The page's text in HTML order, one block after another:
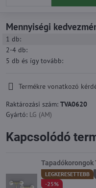
Mennyiségi
1 db:
2-4 db:
5 db és így tovább:
Termékre vonatkozó
Raktározási szám: TVA0620
Gyártó: LG (AM)
Kapcsolódó
Tapadókorongok
LEGKERESETTEBB
-25%